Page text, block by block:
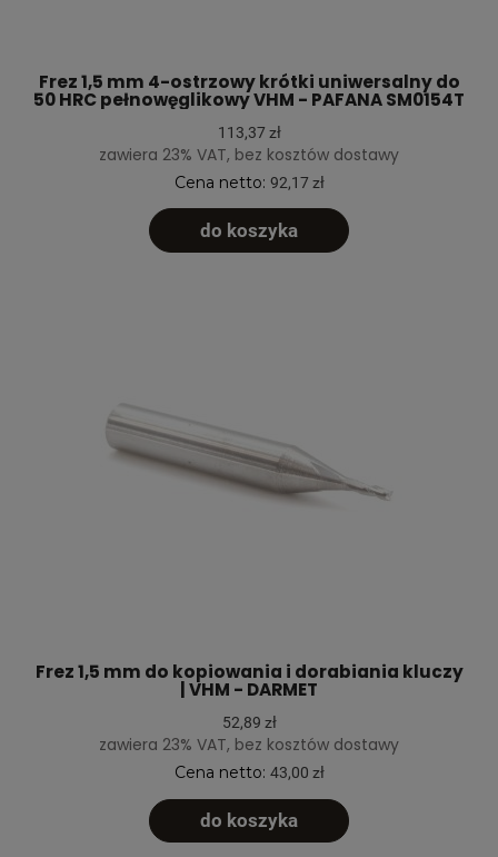
Frez 1,5 mm 4-ostrzowy krótki uniwersalny do
50 HRC pełnowęglikowy VHM - PAFANA SM0154T
113,37 zł
zawiera 23% VAT, bez kosztów dostawy
Cena netto: 92,17 zł
do koszyka
Frez 1,5 mm do kopiowania i dorabiania kluczy
| VHM - DARMET
52,89 zł
zawiera 23% VAT, bez kosztów dostawy
Cena netto: 43,00 zł
do koszyka